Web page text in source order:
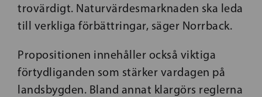
trovärdigt. Naturvärdesmarknaden ska leda
till verkliga förbättringar, säger Norrback.
Propositionen innehåller också viktiga
förtydliganden som stärker vardagen på
landsbygden. Bland annat klargörs reglerna